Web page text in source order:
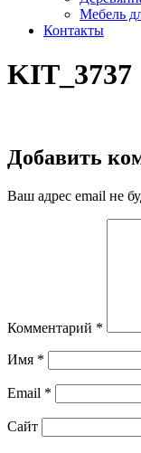
Мебель
Контакты
KIT_3737
Добавить
Ваш адрес email не
Комментарий *
Имя *
Email *
Сайт